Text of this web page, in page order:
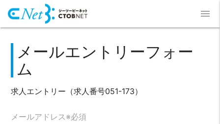
menu
メールエントリーフォー
ム
求人エントリー（求人番号051-173）
メールアドレス※必須